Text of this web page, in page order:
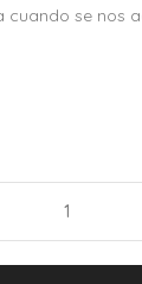
cuando se nos